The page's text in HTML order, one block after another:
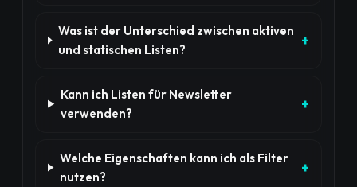
Was ist der Unterschied zwischen aktiven
und statischen Listen?
Kann ich Listen für Newsletter
verwenden?
Welche Eigenschaften kann ich als Filter
nutzen?